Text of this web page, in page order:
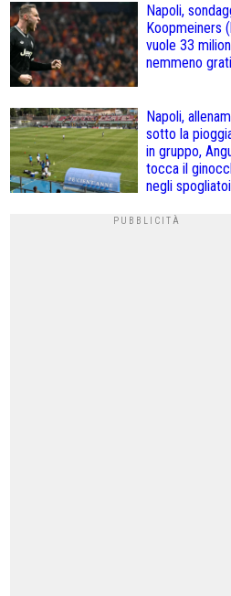
Napoli,
Koopmeiners
vuole 33
nemmeno
Napoli,
sotto la
in gruppo,
tocca il
negli spogliatoi